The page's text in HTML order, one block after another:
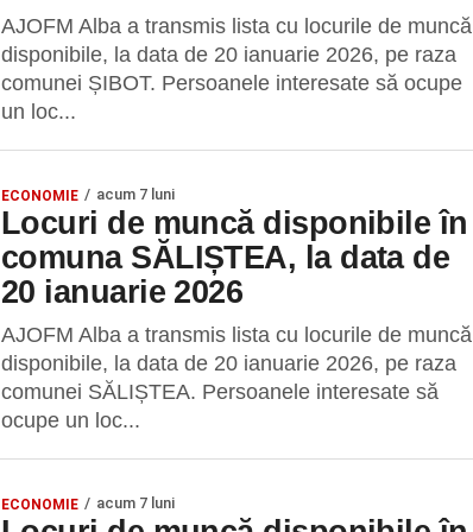
AJOFM Alba a transmis lista cu locurile de muncă
disponibile, la data de 20 ianuarie 2026, pe raza
comunei ȘIBOT. Persoanele interesate să ocupe
un loc...
ECONOMIE acum 7 luni
Locuri de muncă disponibile în
comuna SĂLIȘTEA, la data de
20 ianuarie 2026
AJOFM Alba a transmis lista cu locurile de muncă
disponibile, la data de 20 ianuarie 2026, pe raza
comunei SĂLIȘTEA. Persoanele interesate să
ocupe un loc...
ECONOMIE acum 7 luni